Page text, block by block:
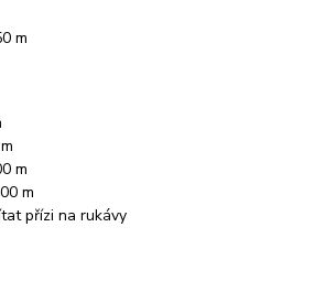
m
m
m
přízi na rukávy